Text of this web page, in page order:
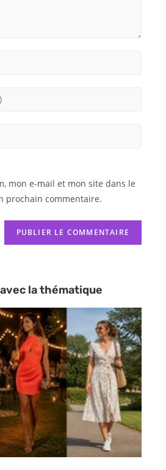
mon e-mail et mon site dans le
prochain commentaire.
la thématique